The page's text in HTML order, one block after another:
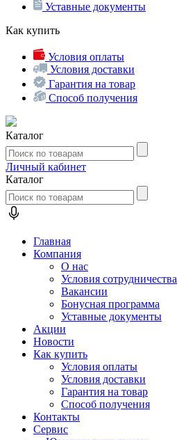
Уставные документы
Как купить
Условия оплаты
Условия доставки
Гарантия на товар
Способ получения
Каталог
Личный кабинет
Каталог
Главная
Компания
О нас
Условия сотрудничества
Вакансии
Бонусная программа
Уставные документы
Акции
Новости
Как купить
Условия оплаты
Условия доставки
Гарантия на товар
Способ получения
Контакты
Сервис